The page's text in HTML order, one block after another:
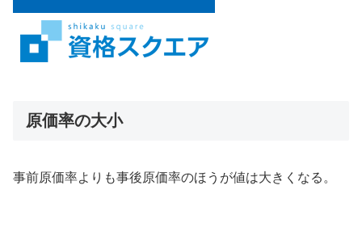
原価率の大小
事前原価率よりも事後原価率のほうが値は大きくなる。